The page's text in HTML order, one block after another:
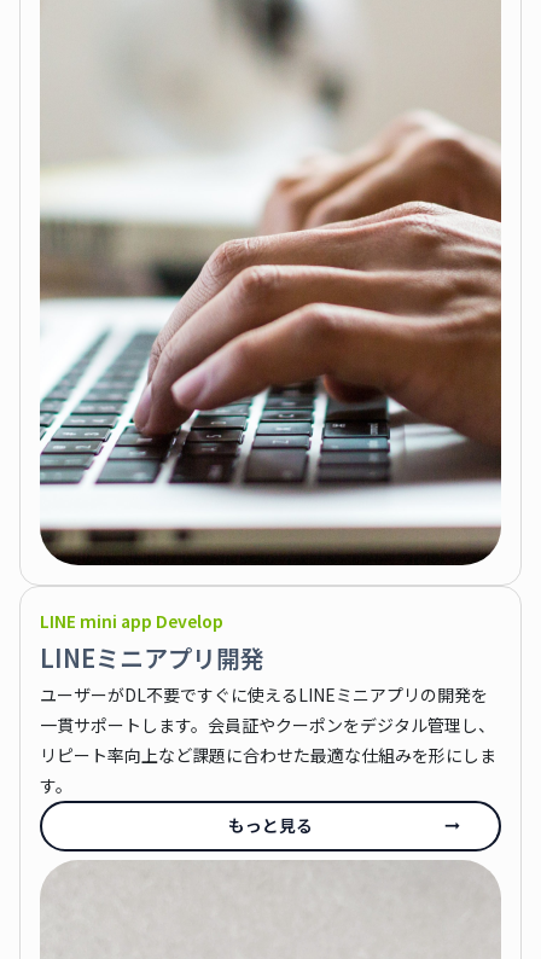
LINE mini app Develop
LINEミニアプリ開発
ユーザーがDL不要ですぐに使えるLINEミニアプリの開発を
一貫サポートします。会員証やクーポンをデジタル管理し、
リピート率向上など課題に合わせた最適な仕組みを形にしま
す。
もっと見る